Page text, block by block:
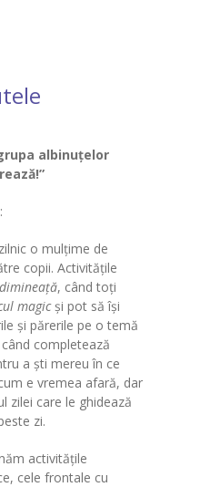
PJ
PJ
PJ
albinuţelor
o mulţime de
copii. Activităţile
, când toţi
magicşi pot să îşi
şi părerile pe o temă
completează
a şti mereu în ce
e vremea afară, dar
zilei care le ghidează
zi.
activităţile
cele frontale cu